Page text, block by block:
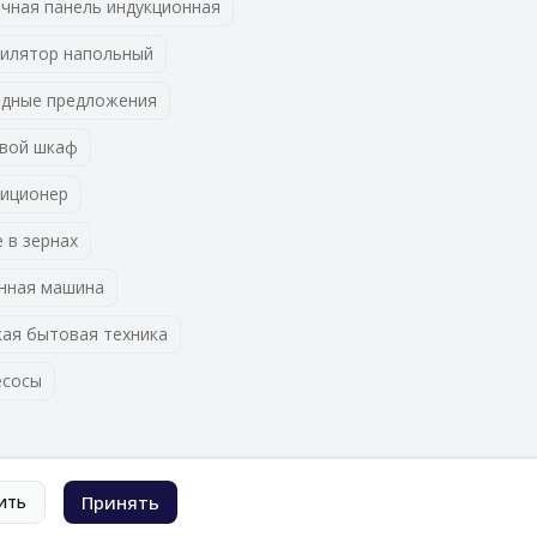
панель индукционная
напольный
предложения
шкаф
зернах
машина
бытовая техника
Принять